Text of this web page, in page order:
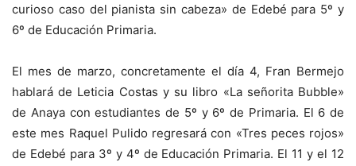
curioso caso del pianista sin cabeza» de Edebé para 5º y
6º de Educación Primaria.
El mes de marzo, concretamente el día 4, Fran Bermejo
hablará de Leticia Costas y su libro «La señorita Bubble»
de Anaya con estudiantes de 5º y 6º de Primaria. El 6 de
este mes Raquel Pulido regresará con «Tres peces rojos»
de Edebé para 3º y 4º de Educación Primaria. El 11 y el 12